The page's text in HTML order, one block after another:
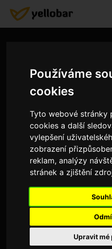
Používáme
cookies
Tyto webové stránky
cookies a další
vylepšení
zobrazení
reklam, analýzy
stránek a zjištění
Upravit
Andrej12390